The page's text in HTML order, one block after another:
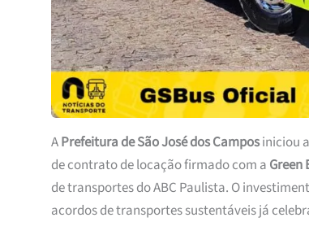
APrefeitura de São José dos Camposiniciou
de contrato de locação firmado com a Green
de transportes do ABC Paulista. O
acordos de transportes sustentáveis já